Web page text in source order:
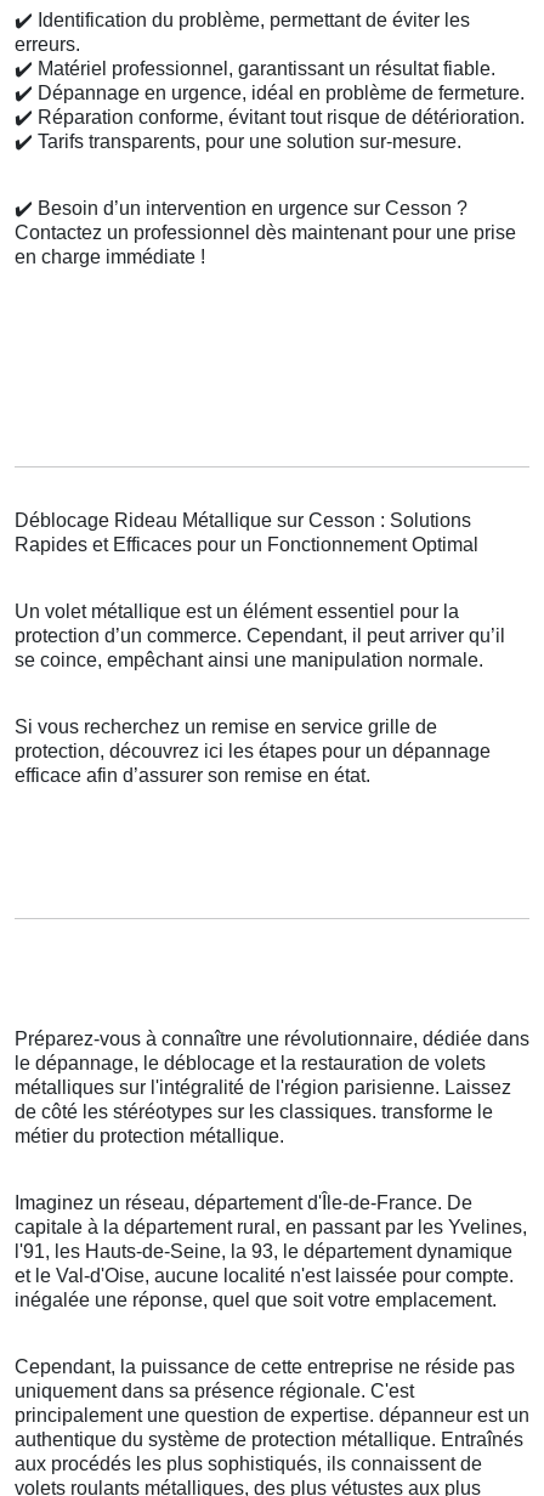
✔️ Identification du problème, permettant de éviter les
erreurs.
✔️ Matériel professionnel, garantissant un résultat fiable.
✔️ Dépannage en urgence, idéal en problème de fermeture.
✔️ Réparation conforme, évitant tout risque de détérioration.
✔️ Tarifs transparents, pour une solution sur-mesure.
✔️ Besoin d’un intervention en urgence sur Cesson ?
Contactez un professionnel dès maintenant pour une prise
en charge immédiate !
Déblocage Rideau Métallique sur Cesson : Solutions
Rapides et Efficaces pour un Fonctionnement Optimal
Un volet métallique est un élément essentiel pour la
protection d’un commerce. Cependant, il peut arriver qu’il
se coince, empêchant ainsi une manipulation normale.
Si vous recherchez un remise en service grille de
protection, découvrez ici les étapes pour un dépannage
efficace afin d’assurer son remise en état.
Préparez-vous à connaître une révolutionnaire, dédiée dans
le dépannage, le déblocage et la restauration de volets
métalliques sur l'intégralité de l'région parisienne. Laissez
de côté les stéréotypes sur les classiques. transforme le
métier du protection métallique.
Imaginez un réseau, département d'Île-de-France. De
capitale à la département rural, en passant par les Yvelines,
l'91, les Hauts-de-Seine, la 93, le département dynamique
et le Val-d'Oise, aucune localité n'est laissée pour compte.
inégalée une réponse, quel que soit votre emplacement.
Cependant, la puissance de cette entreprise ne réside pas
uniquement dans sa présence régionale. C'est
principalement une question de expertise. dépanneur est un
authentique du système de protection métallique. Entraînés
aux procédés les plus sophistiqués, ils connaissent de
volets roulants métalliques, des plus vétustes aux plus